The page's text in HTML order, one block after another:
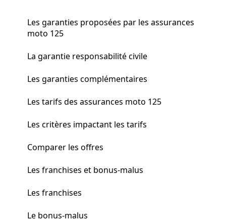
Les garanties proposées par les assurances
moto 125
La garantie responsabilité civile
Les garanties complémentaires
Les tarifs des assurances moto 125
Les critères impactant les tarifs
Comparer les offres
Les franchises et bonus-malus
Les franchises
Le bonus-malus